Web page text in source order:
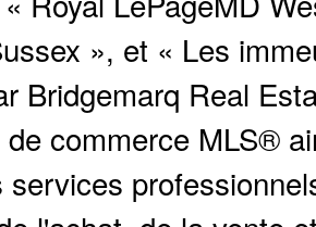
», et « Les
Bridgemarq Real
commerce MLS®
services